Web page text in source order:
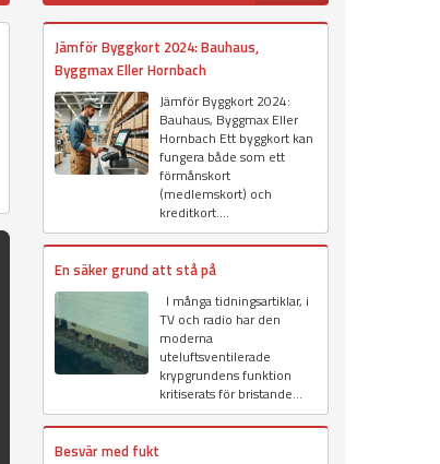
Jämför Byggkort 2024: Bauhaus,
Byggmax Eller Hornbach
Jämför Byggkort 2024:
Bauhaus, Byggmax Eller
Hornbach Ett byggkort kan
fungera både som ett
förmånskort
(medlemskort) och
kreditkort....
En säker grund att stå på
I många tidningsartiklar, i
TV och radio har den
moderna
uteluftsventilerade
krypgrundens funktion
kritiserats för bristande...
Besvär med fukt